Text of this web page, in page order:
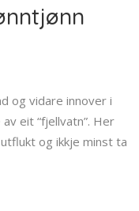
og vidare innover i
eit “fjellvatn”. Her
og ikkje minst ta